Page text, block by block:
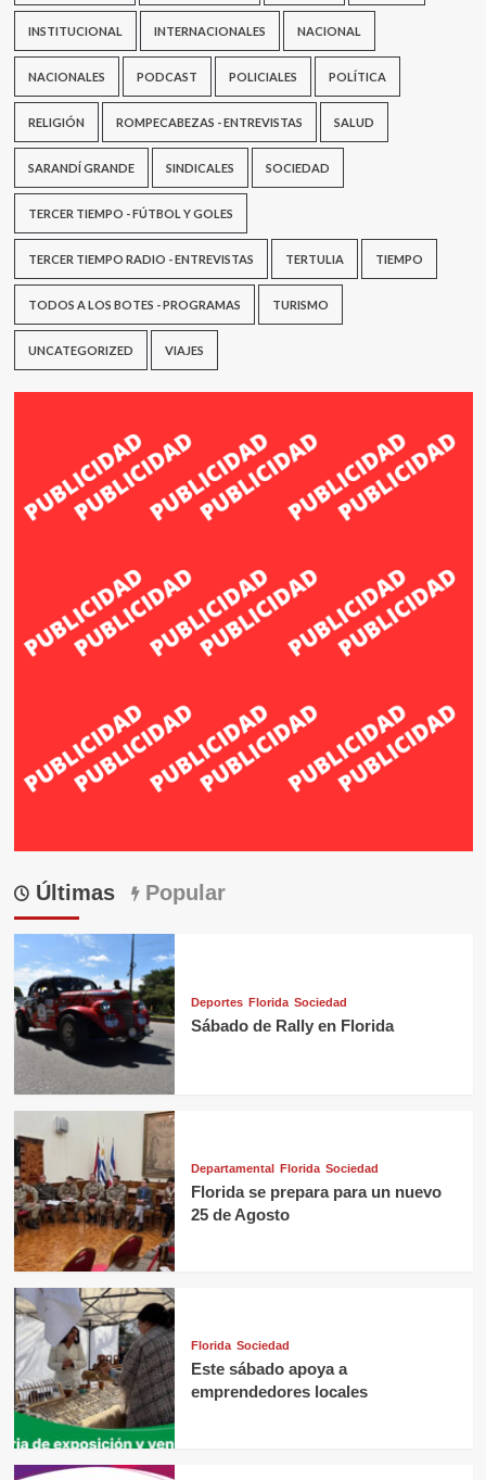
sub-
15”
INSTITUCIONAL INTERNACIONALES NACIONAL
NACIONALES PODCAST POLICIALES POLÍTICA
RELIGIÓN ROMPECABEZAS - ENTREVISTAS SALUD
SARANDÍ GRANDE SINDICALES SOCIEDAD
TERCER TIEMPO - FÚTBOL Y GOLES
TERCER TIEMPO RADIO - ENTREVISTAS TERTULIA TIEMPO
TODOS A LOS BOTES - PROGRAMAS TURISMO
UNCATEGORIZED VIAJES
Últimas Popular
Deportes Florida Sociedad
Sábado de Rally en Florida
Departamental Florida Sociedad
Florida se prepara para un nuevo
25 de Agosto
Florida Sociedad
Este sábado apoya a
emprendedores locales